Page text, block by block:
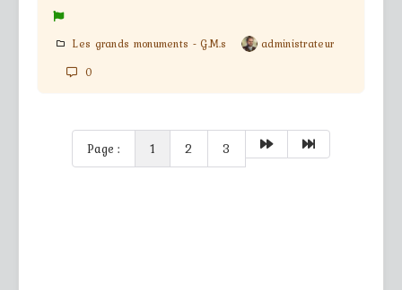
Les grands monuments - G.M.s
administrateur
0
Page : 1 2 3